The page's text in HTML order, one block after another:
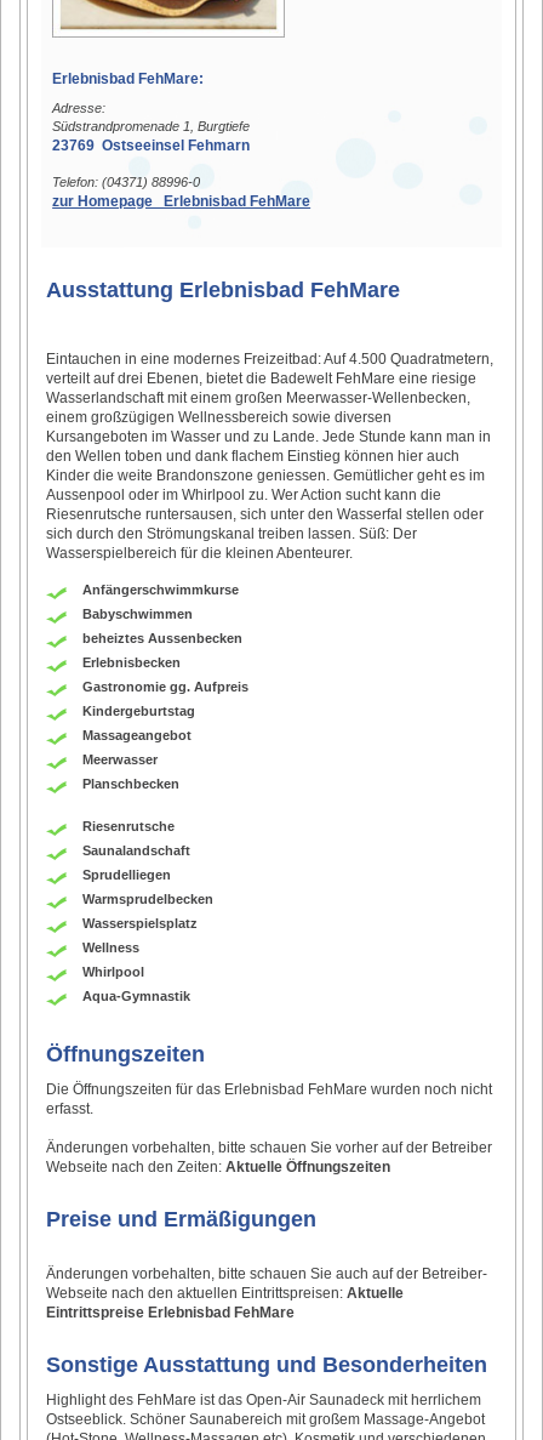
Erlebnisbad FehMare:
Adresse:
Südstrandpromenade 1, Burgtiefe
23769 Ostseeinsel Fehmarn
Telefon: (04371) 88996-0
zur Homepage Erlebnisbad FehMare
Ausstattung Erlebnisbad FehMare
Eintauchen in eine modernes Freizeitbad: Auf 4.500 Quadratmetern,
verteilt auf drei Ebenen, bietet die Badewelt FehMare eine riesige
Wasserlandschaft mit einem großen Meerwasser-Wellenbecken,
einem großzügigen Wellnessbereich sowie diversen
Kursangeboten im Wasser und zu Lande. Jede Stunde kann man in
den Wellen toben und dank flachem Einstieg können hier auch
Kinder die weite Brandonszone geniessen. Gemütlicher geht es im
Aussenpool oder im Whirlpool zu. Wer Action sucht kann die
Riesenrutsche runtersausen, sich unter den Wasserfal stellen oder
sich durch den Strömungskanal treiben lassen. Süß: Der
Wasserspielbereich für die kleinen Abenteurer.
Anfängerschwimmkurse
Babyschwimmen
beheiztes Aussenbecken
Erlebnisbecken
Gastronomie gg. Aufpreis
Kindergeburtstag
Massageangebot
Meerwasser
Planschbecken
Riesenrutsche
Saunalandschaft
Sprudelliegen
Warmsprudelbecken
Wasserspielsplatz
Wellness
Whirlpool
Aqua-Gymnastik
Öffnungszeiten
Die Öffnungszeiten für das Erlebnisbad FehMare wurden noch nicht
erfasst.
Änderungen vorbehalten, bitte schauen Sie vorher auf der Betreiber
Webseite nach den Zeiten:Aktuelle Öffnungszeiten
Preise und Ermäßigungen
Änderungen vorbehalten, bitte schauen Sie auch auf der Betreiber-
Webseite nach den aktuellen Eintrittspreisen:Aktuelle
Eintrittspreise Erlebnisbad FehMare
Sonstige Ausstattung und Besonderheiten
Highlight des FehMare ist das Open-Air Saunadeck mit herrlichem
Ostseeblick. Schöner Saunabereich mit großem Massage-Angebot